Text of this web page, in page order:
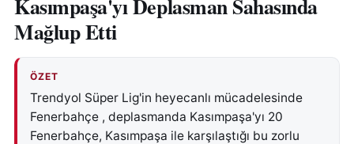
Kasımpaşa'yı Deplasman Sahasında
Mağlup Etti
ÖZET
Trendyol Süper Lig'in heyecanlı mücadelesinde
Fenerbahçe , deplasmanda Kasımpaşa'yı 20
Fenerbahçe, Kasımpaşa ile karşılaştığı bu zorlu